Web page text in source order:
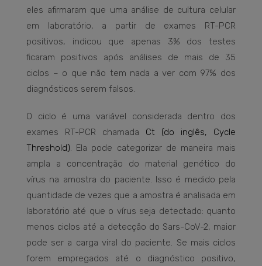
eles afirmaram que uma análise de cultura celular
em laboratório, a partir de exames RT-PCR
positivos, indicou que apenas 3% dos testes
ficaram positivos após análises de mais de 35
ciclos – o que não tem nada a ver com 97% dos
diagnósticos serem falsos.
O ciclo é uma variável considerada dentro dos
exames RT-PCR chamada Ct (do inglês, Cycle
Threshold) . Ela pode categorizar de maneira mais
ampla a concentração do material genético do
vírus na amostra do paciente. Isso é medido pela
quantidade de vezes que a amostra é analisada em
laboratório até que o vírus seja detectado: quanto
menos ciclos até a detecção do Sars-CoV-2, maior
pode ser a carga viral do paciente. Se mais ciclos
forem empregados até o diagnóstico positivo,